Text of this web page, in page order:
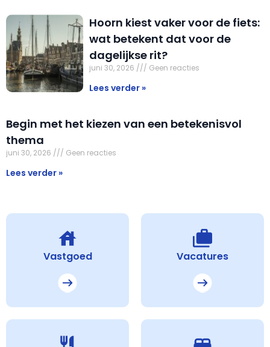
Hoorn kiest vaker voor de fiets:
wat betekent dat voor de
dagelijkse rit?
juni 30, 2026 Geen reacties
Lees verder »
Begin met het kiezen van een betekenisvol
thema
juni 30, 2026 Geen reacties
Lees verder »
Vastgoed Vacatures